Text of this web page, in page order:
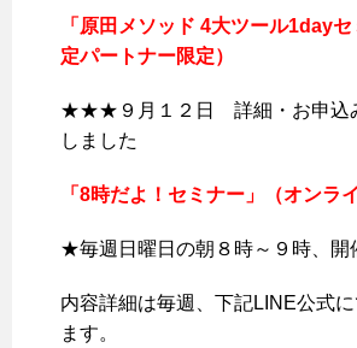
「原田メソッド 4大ツール1day
定パートナー限定）
★★★９月１２日 詳細・お申
しました
「8時だよ！セミナー」（オンライ
★毎週日曜日の朝８時～９時、開
内容詳細は毎週、下記LINE公式
ます。